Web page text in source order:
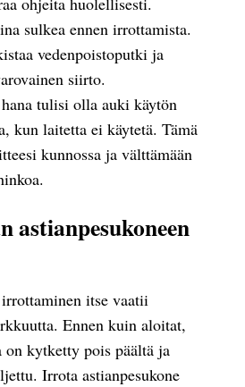
sulkea ennen irrottamista.
vedenpoistoputki ja
siirto.
tulisi olla auki käytön
kun laitetta ei käytetä. Tämä
kunnossa ja välttämään
astianpesukoneen
itse vaatii
Ennen kuin aloitat,
kytketty pois päältä ja
Irrota astianpesukone